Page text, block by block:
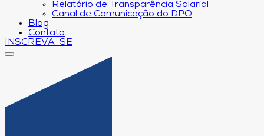
Relatório de Transparência Salarial
Canal de Comunicação do DPO
Blog
Contato
INSCREVA-SE